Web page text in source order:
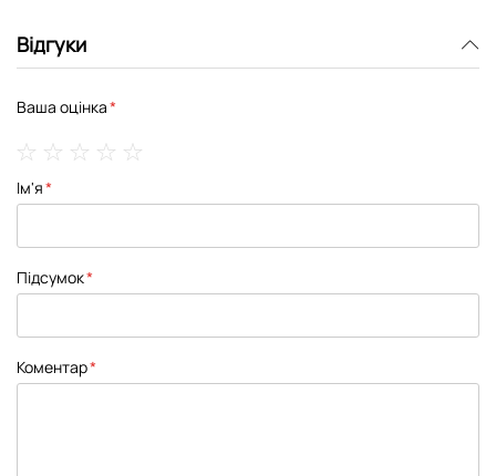
Відгуки
Ваша оцінка
star
stars
stars
stars
stars
Ім'я
Підсумок
Коментар